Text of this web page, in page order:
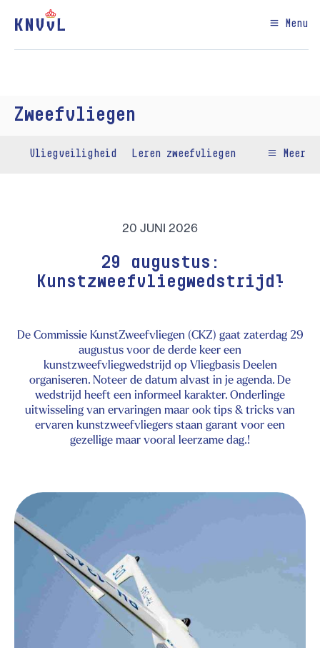
Menu
Zweefvliegen
Vliegveiligheid Leren zweefvliegen Meer
20 JUNI 2026
29 augustus:
Kunstzweefvliegwedstrijd!
De Commissie KunstZweefvliegen (CKZ) gaat zaterdag 29
augustus voor de derde keer een
kunstzweefvliegwedstrijd op Vliegbasis Deelen
organiseren. Noteer de datum alvast in je agenda. De
wedstrijd heeft een informeel karakter. Onderlinge
uitwisseling van ervaringen maar ook tips & tricks van
ervaren kunstzweefvliegers staan garant voor een
gezellige maar vooral leerzame dag.!